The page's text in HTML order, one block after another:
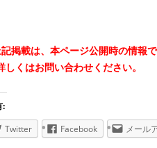
掲載は、本ページ公開時の情報で
しくはお問い合わせください。
:
Twitter
Facebook メール